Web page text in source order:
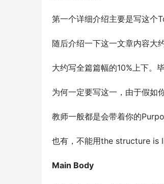
第一个详细介绍主要是写这个
随后介绍一下这一文章内容大
大约写全篇篇幅的10%上下。
为何一定要写这一，由于假如
教师一般都是会带着你的
也有，不能用the structure is
Main Body